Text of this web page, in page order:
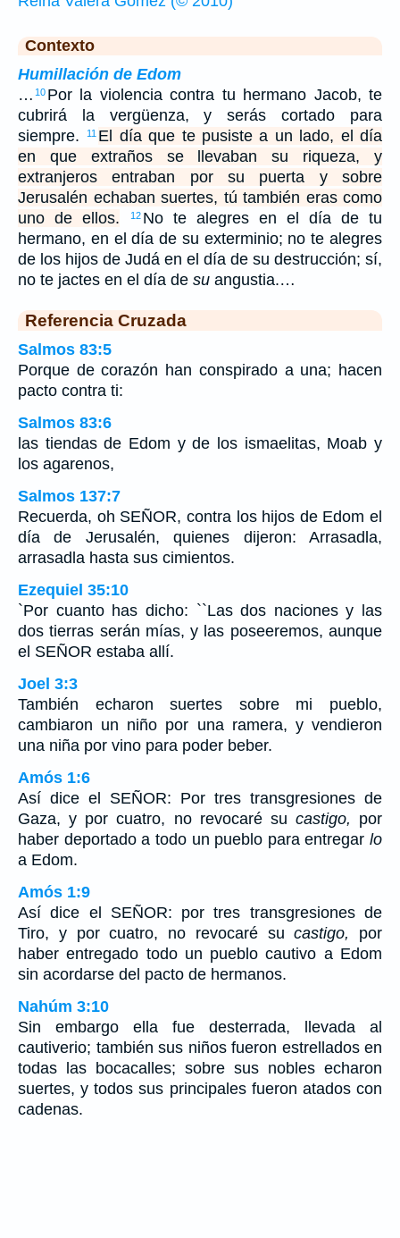
Contexto
Humillación de Edom
… 10 Por la violencia contra tu hermano Jacob, te
cubrirá la vergüenza, y serás cortado para
siempre.
11 El día que te pusiste a un lado, el día
en que extraños se llevaban su riqueza, y
extranjeros entraban por su puerta y sobre
Jerusalén echaban suertes, tú también eras como
uno de ellos.
12 No te alegres en el día de tu
hermano, en el día de su exterminio; no te alegres
de los hijos de Judá en el día de su destrucción; sí,
no te jactes en el día de su angustia.…
Referencia Cruzada
Salmos 83:5
Porque de corazón han conspirado a una; hacen
pacto contra ti:
Salmos 83:6
las tiendas de Edom y de los ismaelitas, Moab y
los agarenos,
Salmos 137:7
Recuerda, oh SEÑOR, contra los hijos de Edom el
día de Jerusalén, quienes dijeron: Arrasadla,
arrasadla hasta sus cimientos.
Ezequiel 35:10
`Por cuanto has dicho: ``Las dos naciones y las
dos tierras serán mías, y las poseeremos, aunque
el SEÑOR estaba allí.
Joel 3:3
También echaron suertes sobre mi pueblo,
cambiaron un niño por una ramera, y vendieron
una niña por vino para poder beber.
Amós 1:6
Así dice el SEÑOR: Por tres transgresiones de
Gaza, y por cuatro, no revocaré su castigo, por
haber deportado a todo un pueblo para entregar lo
a Edom.
Amós 1:9
Así dice el SEÑOR: por tres transgresiones de
Tiro, y por cuatro, no revocaré sucastigo,
por
haber entregado todo un pueblo cautivo a Edom
sin acordarse del pacto de hermanos.
Nahúm 3:10
Sin embargo ella fue desterrada, llevada al
cautiverio; también sus niños fueron estrellados en
todas las bocacalles; sobre sus nobles echaron
suertes, y todos sus principales fueron atados con
cadenas.